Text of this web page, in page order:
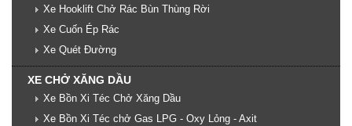
Xe Hooklift Chở Rác Bùn Thùng Rời
Xe Cuốn Ép Rác
Xe Quét Đường
XE CHỞ XĂNG DẦU
Xe Bồn Xi Téc Chở Xăng Dầu
Xe Bồn Xi Téc chở Gas LPG - Oxy Lỏng - Axit